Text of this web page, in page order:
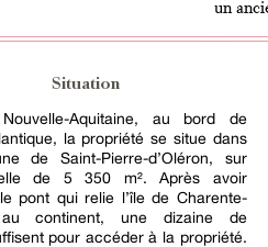
un
Situation
Aquitaine, au bord de
la propriété se situe dans
de Saint-Pierre-d’Oléron, sur
de 5 350 m². Après avoir
pont qui relie l’île de Charente-
au continent, une dizaine de
pour accéder à la propriété.